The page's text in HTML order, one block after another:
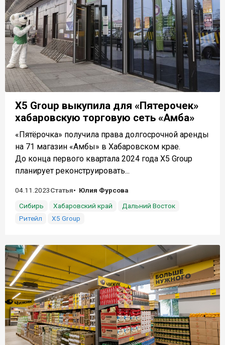
X5 Group выкупила для «Пятерочек»
хабаровскую торговую сеть «Амба»
«Пятёрочка» получила права долгосрочной аренды
на 71 магазин «Амбы» в Хабаровском крае.
До конца первого квартала 2024 года X5 Group
планирует реконструировать...
04.11.2023Статья
Юлия Фурсова
Сибирь
Хабаровский край
Дальний Восток
Ритейл
X5 Group